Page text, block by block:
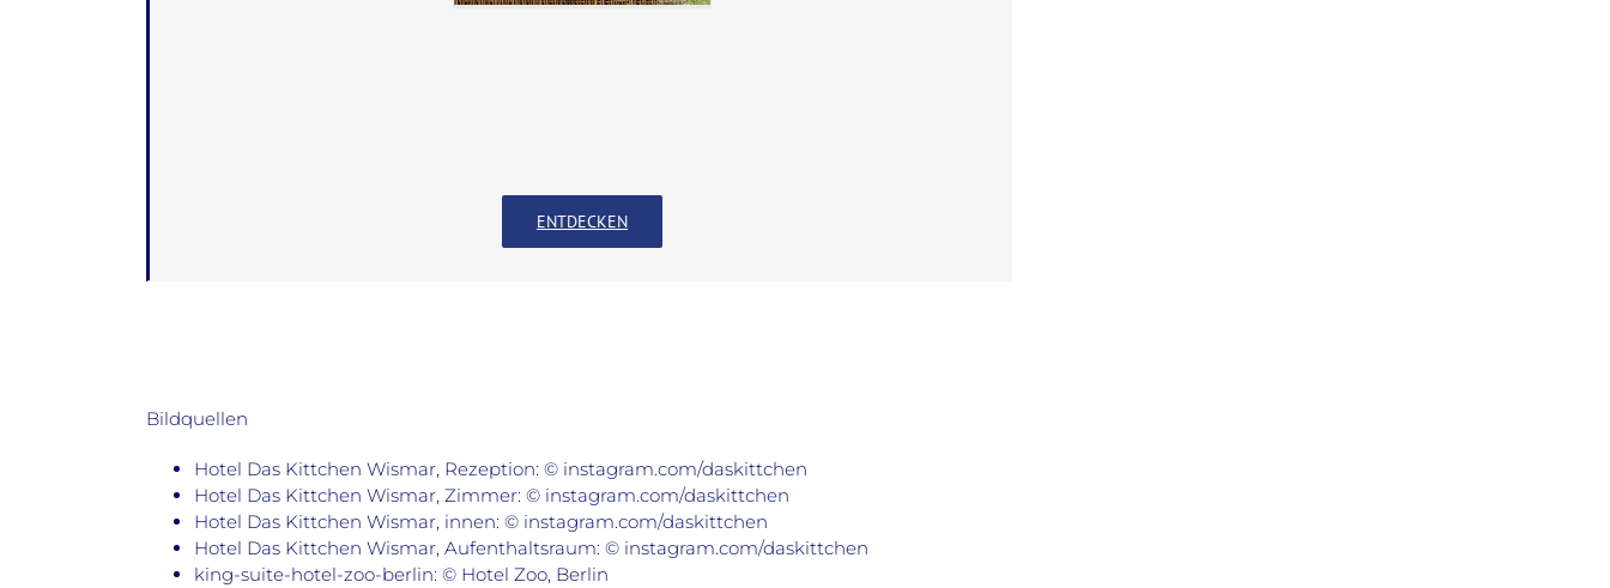
ENTDECKEN
Bildquellen
Hotel Das Kittchen Wismar, Rezeption: © instagram.com/daskittchen
Hotel Das Kittchen Wismar, Zimmer: © instagram.com/daskittchen
Hotel Das Kittchen Wismar, innen: © instagram.com/daskittchen
Hotel Das Kittchen Wismar, Aufenthaltsraum: © instagram.com/daskittchen
king-suite-hotel-zoo-berlin: © Hotel Zoo, Berlin